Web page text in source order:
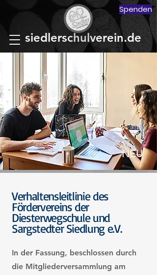
Spenden
siedlerschulverein.de
NEU
Verhaltensleitlinie des
Fördervereins der
Diesterwegschule und
Sargstedter Siedlung e.V.
In der Fassung, beschlossen durch
die Mitgliederversammlung am